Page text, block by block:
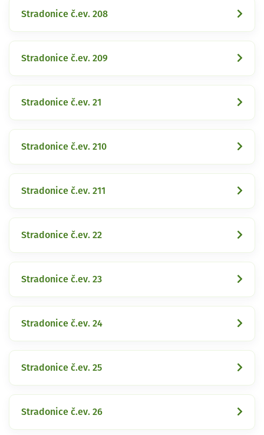
Stradonice č.ev. 208
Stradonice č.ev. 209
Stradonice č.ev. 21
Stradonice č.ev. 210
Stradonice č.ev. 211
Stradonice č.ev. 22
Stradonice č.ev. 23
Stradonice č.ev. 24
Stradonice č.ev. 25
Stradonice č.ev. 26